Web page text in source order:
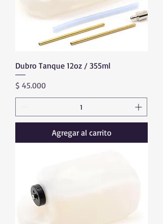
Dubro Tanque 12oz / 355ml
Precio
$ 45.000
Agregar al carrito